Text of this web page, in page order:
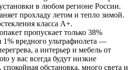
в любом регионе России.
прохладу летом и тепло зимой.
класса A+.
пропускает только 38%
1% вредного ультрафиолета —
а интерьер и мебель от
у вас всегда будут низкие
обстановка, много света и